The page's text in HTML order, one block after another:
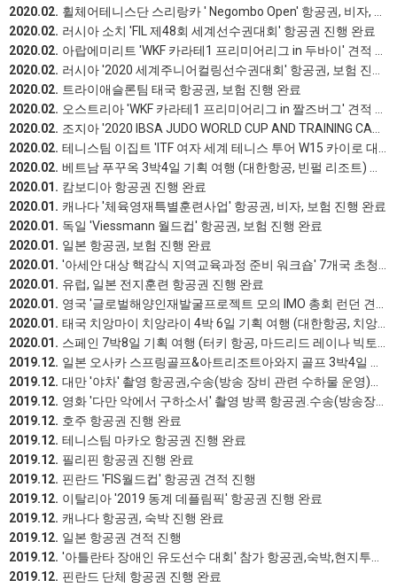
2020.02. 휠체어테니스단 스리랑카 ' Negombo Open' 항공권, 비자, 보험, 수송 진행 완료
2020.02. 러시아 소치 'FIL 제48회 세계선수권대회' 항공권 진행 완료
2020.02. 아랍에미리트 'WKF 카라테1 프리미어리그 in 두바이' 견적 진행
2020.02. 러시아 '2020 세계주니어컬링선수권대회' 항공권, 보험 진행 완료
2020.02. 트라이애슬론팀 태국 항공권, 보험 진행 완료
2020.02. 오스트리아 'WKF 카라테1 프리미어리그 in 짤즈버그' 견적 진행
2020.02. 조지아 '2020 IBSA JUDO WORLD CUP AND TRAINING CAMP' 항공권, 보험 진행 완료
2020.02. 테니스팀 이집트 'ITF 여자 세계 테니스 투어 W15 카이로 대회' 항공권 진행 완료
2020.02. 베트남 푸꾸옥 3박4일 기획 여행 (대한항공, 빈펄 리조트) 진행 완료
2020.01. 캄보디아 항공권 진행 완료
2020.01. 캐나다 '체육영재특별훈련사업' 항공권, 비자, 보험 진행 완료
2020.01. 독일 'Viessmann 월드컵' 항공권, 보험 진행 완료
2020.01. 일본 항공권, 보험 진행 완료
2020.01. '아세안 대상 핵감식 지역교육과정 준비 워크숍' 7개국 초청 항공권 진행 완료
2020.01. 유럽, 일본 전지훈련 항공권 진행 완료
2020.01. 영국 '글로벌해양인재발굴프로젝트 모의 IMO 총회 런던 견학' 항공권 진행 완료
2020.01. 태국 치앙마이 치앙라이 4박 6일 기획 여행 (대한항공, 치앙마이힐호텔) 진행 완료
2020.01. 스페인 7박8일 기획 여행 (터키 항공, 마드리드 레이나 빅토리아 호텔 외) 진행 완료
2019.12. 일본 오사카 스프링골프&아트리조트아와지 골프 3박4일 행사 진행 완료
2019.12. 대만 '야차' 촬영 항공권,수송(방송 장비 관련 수하물 운영)진행 완료
2019.12. 영화 '다만 악에서 구하소서' 촬영 방콕 항공권.수송(방송장비 관련 수하물 운영) 진행완료
2019.12. 호주 항공권 진행 완료
2019.12. 테니스팀 마카오 항공권 진행 완료
2019.12. 필리핀 항공권 진행 완료
2019.12. 핀란드 'FIS월드컵' 항공권 견적 진행
2019.12. 이탈리아 '2019 동계 데플림픽' 항공권 진행 완료
2019.12. 캐나다 항공권, 숙박 진행 완료
2019.12. 일본 항공권 견적 진행
2019.12. '아틀란타 장애인 유도선수 대회' 참가 항공권,숙박,현지투어버스 진행 완료
2019.12. 핀란드 단체 항공권 진행 완료